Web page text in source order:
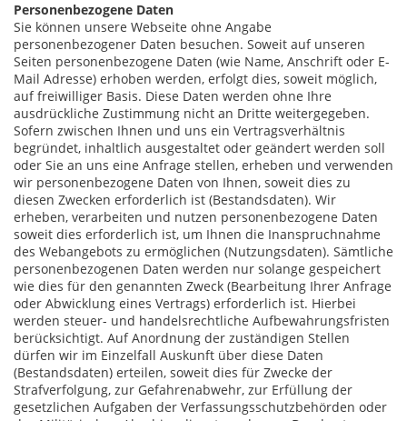
Personenbezogene Daten
Sie können unsere Webseite ohne Angabe
personenbezogener Daten besuchen. Soweit auf unseren
Seiten personenbezogene Daten (wie Name, Anschrift oder E-
Mail Adresse) erhoben werden, erfolgt dies, soweit möglich,
auf freiwilliger Basis. Diese Daten werden ohne Ihre
ausdrückliche Zustimmung nicht an Dritte weitergegeben.
Sofern zwischen Ihnen und uns ein Vertragsverhältnis
begründet, inhaltlich ausgestaltet oder geändert werden soll
oder Sie an uns eine Anfrage stellen, erheben und verwenden
wir personenbezogene Daten von Ihnen, soweit dies zu
diesen Zwecken erforderlich ist (Bestandsdaten). Wir
erheben, verarbeiten und nutzen personenbezogene Daten
soweit dies erforderlich ist, um Ihnen die Inanspruchnahme
des Webangebots zu ermöglichen (Nutzungsdaten). Sämtliche
personenbezogenen Daten werden nur solange gespeichert
wie dies für den genannten Zweck (Bearbeitung Ihrer Anfrage
oder Abwicklung eines Vertrags) erforderlich ist. Hierbei
werden steuer- und handelsrechtliche Aufbewahrungsfristen
berücksichtigt. Auf Anordnung der zuständigen Stellen
dürfen wir im Einzelfall Auskunft über diese Daten
(Bestandsdaten) erteilen, soweit dies für Zwecke der
Strafverfolgung, zur Gefahrenabwehr, zur Erfüllung der
gesetzlichen Aufgaben der Verfassungsschutzbehörden oder